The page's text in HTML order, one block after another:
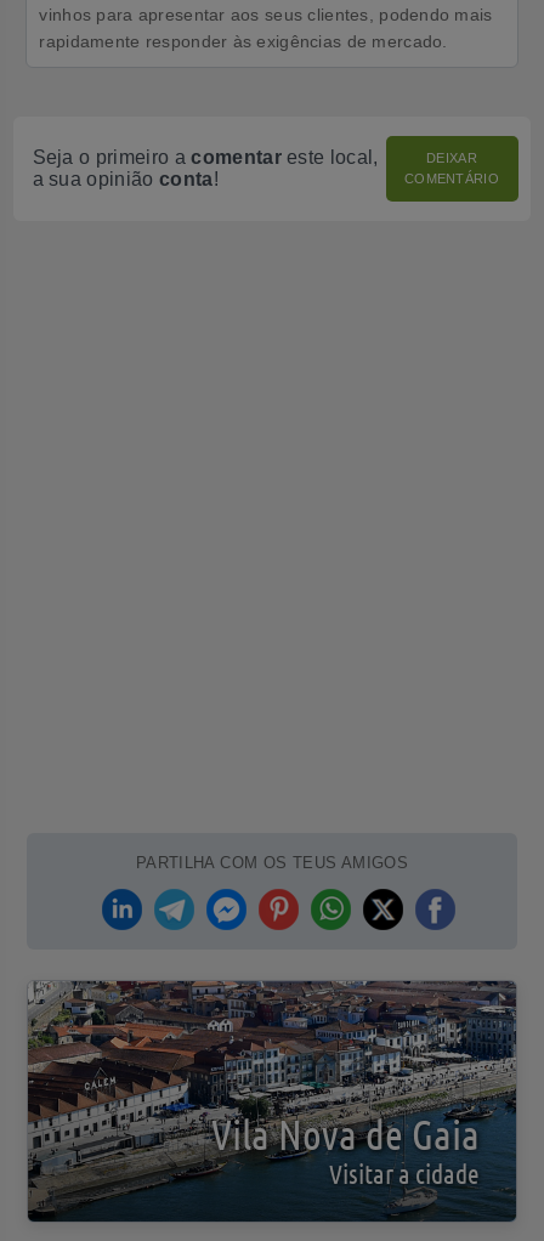
vinhos para apresentar aos seus clientes, podendo mais
rapidamente responder às exigências de mercado.
Seja o primeiro acomentareste local,
a sua opinião conta!
DEIXAR
COMENTÁRIO
PARTILHA COM OS TEUS AMIGOS
Vila Nova de Gaia
Visitar a cidade